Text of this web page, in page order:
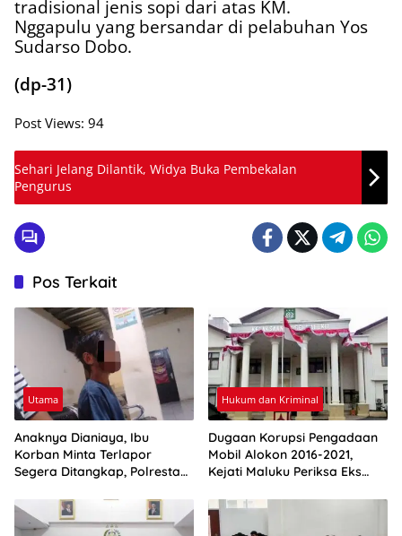
tradisional jenis sopi dari atas KM.
Nggapulu yang bersandar di pelabuhan Yos
Sudarso Dobo.
(dp-31)
Post Views: 94
Sehari Jelang Dilantik, Widya Buka Pembekalan
Pengurus
Pos Terkait
Utama
Anaknya Dianiaya, Ibu
Korban Minta Terlapor
Segera Ditangkap, Polresta
Penyelidikan
Hukum dan Kriminal
Dugaan Korupsi Pengadaan
Mobil Alokon 2016-2021,
Kejati Maluku Periksa Eks